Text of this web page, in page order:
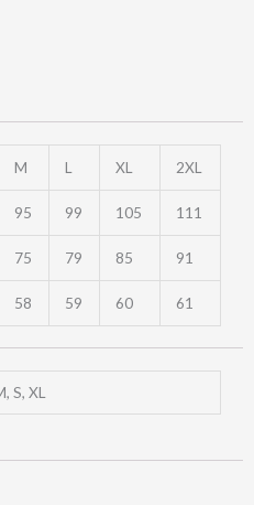
M L XL 2XL
95 99 105 111
75 79 85 91
58 59 60 61
S, XL